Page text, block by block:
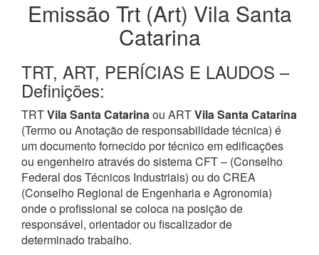
Emissão Trt (Art) Vila Santa
Catarina
TRT, ART, PERÍCIAS E LAUDOS –
Definições:
TRTVila Santa Catarinaou ARTVila Santa Catarina
(Termo ou Anotação de responsabilidade técnica) é
um documento fornecido por técnico em edificações
ou engenheiro através do sistema CFT – (Conselho
Federal dos Técnicos Industriais) ou do CREA
(Conselho Regional de Engenharia e Agronomia)
onde o profissional se coloca na posição de
responsável, orientador ou fiscalizador de
determinado trabalho.